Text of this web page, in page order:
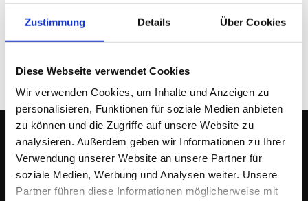
Zustimmung Details Über Cookies
Diese Webseite verwendet Cookies
Wir verwenden Cookies, um Inhalte und Anzeigen zu
personalisieren, Funktionen für soziale Medien anbieten
zu können und die Zugriffe auf unsere Website zu
analysieren. Außerdem geben wir Informationen zu Ihrer
Verwendung unserer Website an unsere Partner für
soziale Medien, Werbung und Analysen weiter. Unsere
Partner führen diese Informationen möglicherweise mit
EINFACH.DERFRIESE